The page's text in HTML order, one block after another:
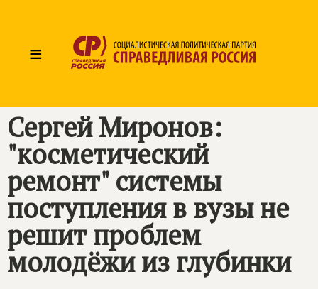
≡
Сергей Миронов:
"косметический
ремонт" системы
поступления в вузы не
решит проблем
молодёжи из глубинки